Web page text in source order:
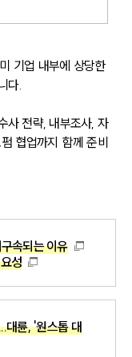
기업 내부에 상당한
다.
사 전략, 내부조사, 자
협업까지 함께 준비
속되는 이유
성
대륜, '원스톱 대